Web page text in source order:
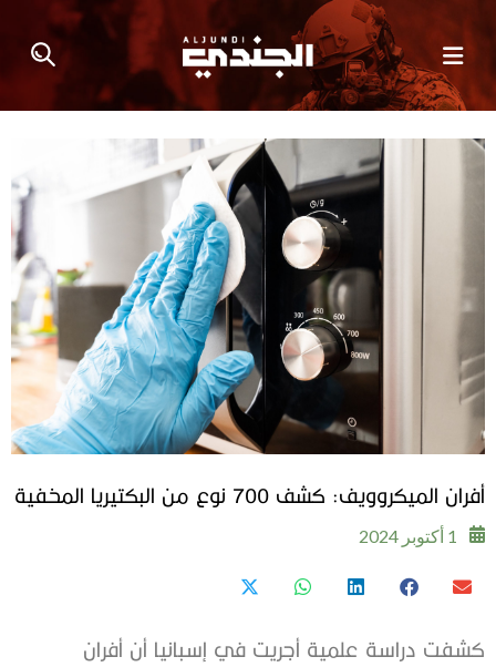
أفران الميكروويف: كشف 700 نوع من البكتيريا المخفية
1 أكتوبر 2024
كشفت دراسة علمية أجريت في إسبانيا أن أفران